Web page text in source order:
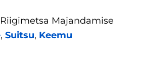
Majandamise
, Suitsu, Keemu